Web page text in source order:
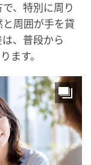
、特別に周り
周囲が手を貸
、普段から
ます。